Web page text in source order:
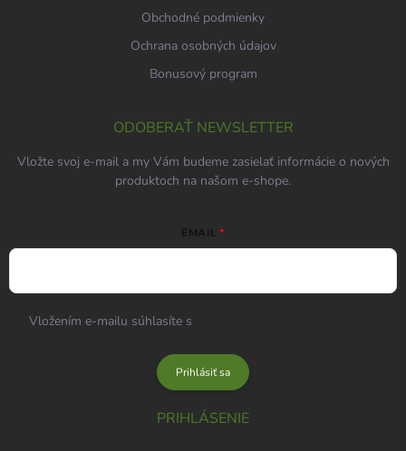
Obchodné podmienky
Ochrana osobných údajov
Bonusový program
ODOBERAŤ NEWSLETTER
Vložte svoj e-mail a my Vám budeme zasielať informácie o nových
produktoch na našom e-shope.
EMAIL
Vložením e-mailu súhlasíte s
Prihlásiť sa
PRIHLÁSENIE